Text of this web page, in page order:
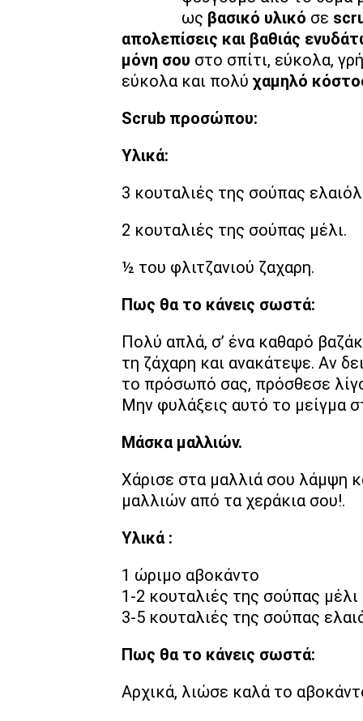
ως βασικό υλικό σε
απολεπίσεις και βαθιάς
μόνη σου στο σπίτι, εύκολα,
εύκολα και πολύ χαμηλό
Scrub προσώπου:
Υλικά:
3 κουταλιές της σούπας
2 κουταλιές της σούπας μέλι.
½ του φλιτζανιού ζαχαρη.
Πως θα το κάνεις σωστά:
Πολύ απλά, σ’ ένα καθαρό
τη ζάχαρη και ανακάτεψε. Αν
το πρόσωπό σας, πρόσθεσε
Μην φυλάξεις αυτό το μείγμα
Μάσκα μαλλιών.
Χάρισε στα μαλλιά σου λάμψη
μαλλιών από τα χεράκια σου!.
Υλικά :
1 ώριμο αβοκάντο
1-2 κουταλιές της σούπας μέλι
3-5 κουταλιές της σούπας
Πως θα το κάνεις σωστά:
Αρχικά, λιώσε καλά το